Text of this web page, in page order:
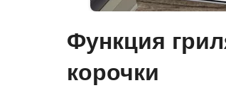
Функция
корочки